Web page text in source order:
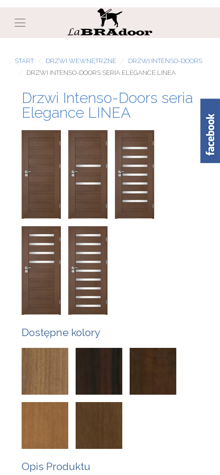
START DRZWI WEWNĘTRZNE
DRZWI INTENSO-DOORS
DRZWI INTENSO-DOORS SERIA ELEGANCE LINEA
Drzwi Intenso-Doors seria
Elegance LINEA
Dostępne kolory
Opis Produktu